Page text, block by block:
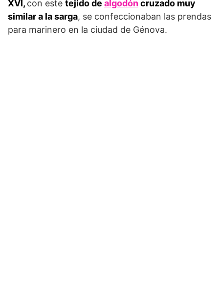
XVI, con este tejido de algodóncruzado muy
similar a la sarga, se confeccionaban las prendas
para marinero en la ciudad de Génova.